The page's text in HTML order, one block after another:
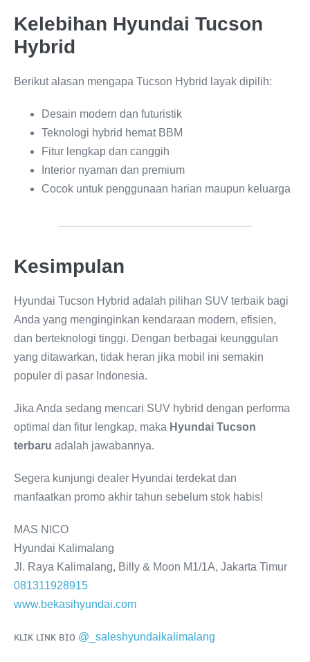
Kelebihan Hyundai Tucson
Hybrid
Berikut alasan mengapa Tucson Hybrid layak dipilih:
Desain modern dan futuristik
Teknologi hybrid hemat BBM
Fitur lengkap dan canggih
Interior nyaman dan premium
Cocok untuk penggunaan harian maupun keluarga
Kesimpulan
Hyundai Tucson Hybrid adalah pilihan SUV terbaik bagi
Anda yang menginginkan kendaraan modern, efisien,
dan berteknologi tinggi. Dengan berbagai keunggulan
yang ditawarkan, tidak heran jika mobil ini semakin
populer di pasar Indonesia.
Jika Anda sedang mencari SUV hybrid dengan performa
optimal dan fitur lengkap, maka Hyundai Tucson
terbaru adalah jawabannya.
Segera kunjungi dealer Hyundai terdekat dan
manfaatkan promo akhir tahun sebelum stok habis!
MAS NICO
Hyundai Kalimalang
Jl. Raya Kalimalang, Billy & Moon M1/1A, Jakarta Timur
081311928915
www.bekasihyundai.com
ᴋʟɪᴋ ʟɪɴᴋ ʙɪᴏ @_saleshyundaikalimalang